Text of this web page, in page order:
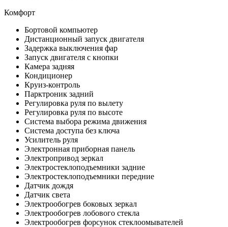
Комфорт
Бортовой компьютер
Дистанционный запуск двигателя
Задержка выключения фар
Запуск двигателя с кнопки
Камера задняя
Кондиционер
Круиз-контроль
Парктроник задний
Регулировка руля по вылету
Регулировка руля по высоте
Система выбора режима движения
Система доступа без ключа
Усилитель руля
Электронная приборная панель
Электропривод зеркал
Электростеклоподъемники задние
Электростеклоподъемники передние
Датчик дождя
Датчик света
Электрообогрев боковых зеркал
Электрообогрев лобового стекла
Электрообогрев форсунок стеклоомывателей